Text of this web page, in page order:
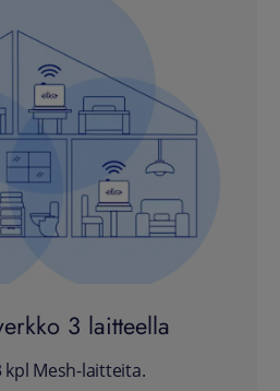
3 laitteella
kpl Mesh-laitteita.